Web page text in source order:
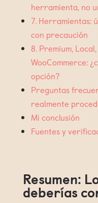
herramienta, no
7. Herramientas:
con precaución
8. Premium,
WooCommerce:
opción?
Preguntas
realmente
Mi conclusión
Fuentes y
Resumen:
deberías